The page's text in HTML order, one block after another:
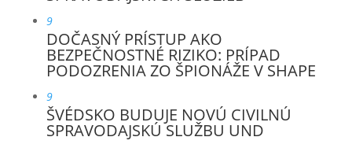
9
DOČASNÝ PRÍSTUP AKO
BEZPEČNOSTNÉ RIZIKO: PRÍPAD
PODOZRENIA ZO ŠPIONÁŽE V SHAPE
9
ŠVÉDSKO BUDUJE NOVÚ CIVILNÚ
SPRAVODAJSKÚ SLUŽBU UND